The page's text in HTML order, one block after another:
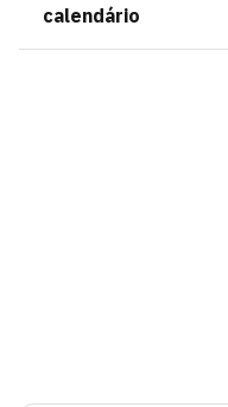
calendário